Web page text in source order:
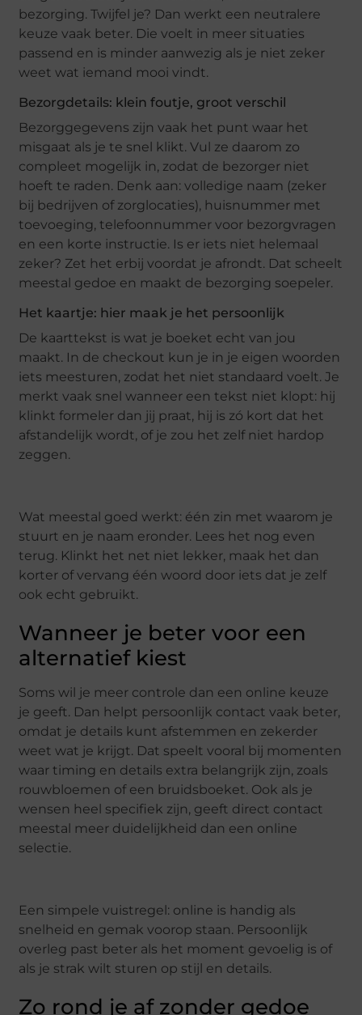
bezorging. Twijfel je? Dan werkt een neutralere
keuze vaak beter. Die voelt in meer situaties
passend en is minder aanwezig als je niet zeker
weet wat iemand mooi vindt.
Bezorgdetails: klein foutje, groot verschil
Bezorggegevens zijn vaak het punt waar het
misgaat als je te snel klikt. Vul ze daarom zo
compleet mogelijk in, zodat de bezorger niet
hoeft te raden. Denk aan: volledige naam (zeker
bij bedrijven of zorglocaties), huisnummer met
toevoeging, telefoonnummer voor bezorgvragen
en een korte instructie. Is er iets niet helemaal
zeker? Zet het erbij voordat je afrondt. Dat scheelt
meestal gedoe en maakt de bezorging soepeler.
Het kaartje: hier maak je het persoonlijk
De kaarttekst is wat je boeket echt van jou
maakt. In de checkout kun je in je eigen woorden
iets meesturen, zodat het niet standaard voelt. Je
merkt vaak snel wanneer een tekst niet klopt: hij
klinkt formeler dan jij praat, hij is zó kort dat het
afstandelijk wordt, of je zou het zelf niet hardop
zeggen.
Wat meestal goed werkt: één zin met waarom je
stuurt en je naam eronder. Lees het nog even
terug. Klinkt het net niet lekker, maak het dan
korter of vervang één woord door iets dat je zelf
ook echt gebruikt.
Wanneer je beter voor een
alternatief kiest
Soms wil je meer controle dan een online keuze
je geeft. Dan helpt persoonlijk contact vaak beter,
omdat je details kunt afstemmen en zekerder
weet wat je krijgt. Dat speelt vooral bij momenten
waar timing en details extra belangrijk zijn, zoals
rouwbloemen of een bruidsboeket. Ook als je
wensen heel specifiek zijn, geeft direct contact
meestal meer duidelijkheid dan een online
selectie.
Een simpele vuistregel: online is handig als
snelheid en gemak voorop staan. Persoonlijk
overleg past beter als het moment gevoelig is of
als je strak wilt sturen op stijl en details.
Zo rond je af zonder gedoe